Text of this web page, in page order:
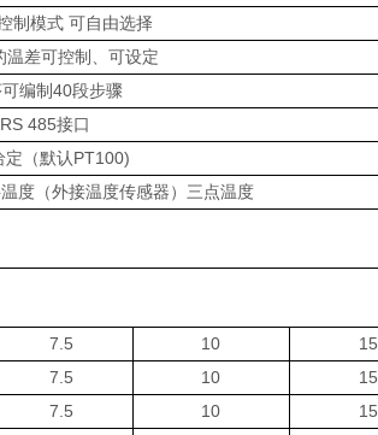
制模式 可自由选择
差可控制、可设定
编制40段步骤
485接口
（默认PT100)
度（外接温度传感器）三点温度
7.5 10
15
7.5
10
15
7.5
10 15